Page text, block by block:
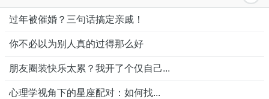
过年被催婚？三句话搞定亲戚！
你不必以为别人真的过得那么好
朋友圈装快乐太累？我开了个仅自己...
心理学视角下的星座配对：如何找...